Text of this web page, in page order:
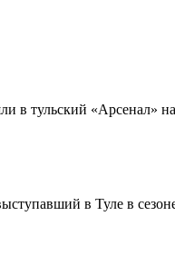
в тульский «Арсенал»
в Туле в